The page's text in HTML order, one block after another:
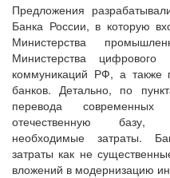
Предложения
Банка России, в которую
Министерства
Министерства
коммуникаций РФ, а также
банков. Детально, по
перевода
отечественную базу,
необходимые затраты.
затраты как не
вложений в модернизацию